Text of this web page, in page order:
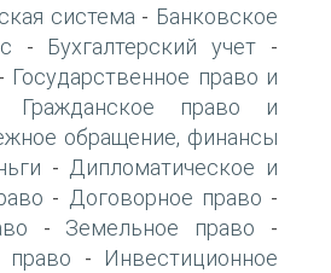
система - Банковское
- Бухгалтерский учет -
- Государственное право и
Гражданское право и
обращение, финансы
- Дипломатическое и
- Договорное право -
- Земельное право -
право -
Инвестиционное